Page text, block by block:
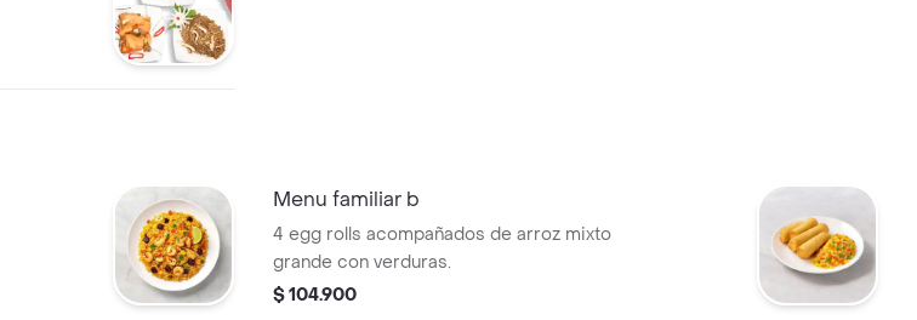
Menu familiar b
4 egg rolls acompañados de arroz mixto
grande con verduras.
$ 104.900